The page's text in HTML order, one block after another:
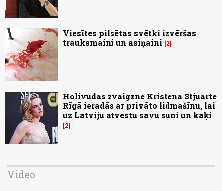
Viesītes pilsētas svētki izvēršas
trauksmaini un asiņaini
2
Holivudas zvaigzne Kristena Stjuarte
Rīgā ieradās ar privāto lidmašīnu, lai
uz Latviju atvestu savu suni un kaķi
2
Video